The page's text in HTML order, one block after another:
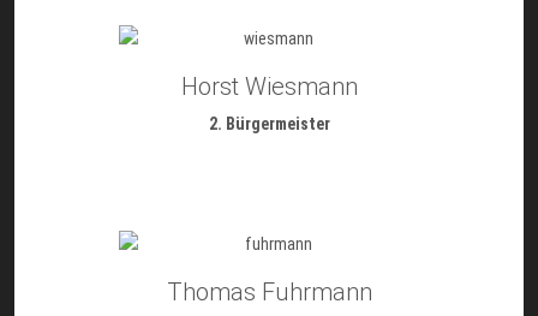
Horst Wiesmann
2. Bürgermeister
Thomas Fuhrmann